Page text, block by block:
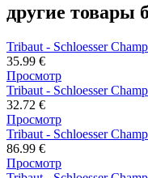
другие товары
Tribaut - Schloesser
35.99 €
Просмотр
Tribaut - Schloesser
32.72 €
Просмотр
Tribaut - Schloesser
86.99 €
Просмотр